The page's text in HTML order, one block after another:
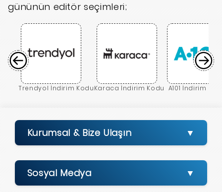
gününün editör seçimleri;
Trendyol İndirim KoduKaraca İndirim Kodu A101 İndirim
Kurumsal & Bize Ulaşın
Sosyal Medya